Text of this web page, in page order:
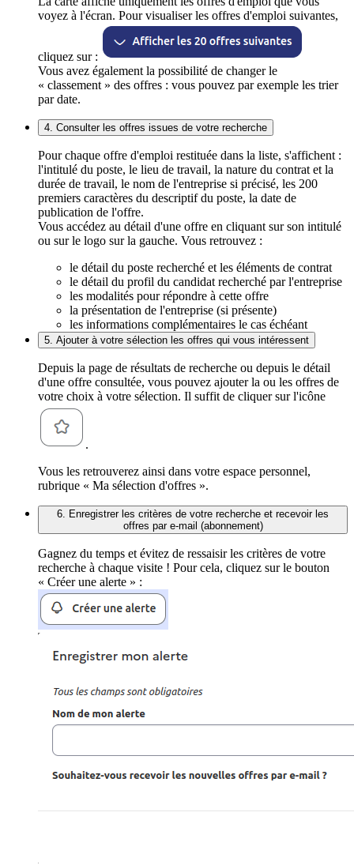
voyez à l'écran. Pour visualiser les offres d'emploi suivantes,
cliquez sur :
Vous avez également la possibilité de changer le
« classement » des offres : vous pouvez par exemple les trier
par date.
4. Consulter les offres issues de votre recherche
Pour chaque offre d'emploi restituée dans la liste, s'affichent :
l'intitulé du poste, le lieu de travail, la nature du contrat et la
durée de travail, le nom de l'entreprise si précisé, les 200
premiers caractères du descriptif du poste, la date de
publication de l'offre.
Vous accédez au détail d'une offre en cliquant sur son intitulé
ou sur le logo sur la gauche. Vous retrouvez :
le détail du poste recherché et les éléments de contrat
le détail du profil du candidat recherché par l'entreprise
les modalités pour répondre à cette offre
la présentation de l'entreprise (si présente)
les informations complémentaires le cas échéant
5. Ajouter à votre sélection les offres qui vous intéressent
Depuis la page de résultats de recherche ou depuis le détail
d'une offre consultée, vous pouvez ajouter la ou les offres de
votre choix à votre sélection. Il suffit de cliquer sur l'icône
.
Vous les retrouverez ainsi dans votre espace personnel,
rubrique « Ma sélection d'offres ».
6. Enregistrer les critères de votre recherche et recevoir les
offres par e-mail (abonnement)
Gagnez du temps et évitez de ressaisir les critères de votre
recherche à chaque visite ! Pour cela, cliquez sur le bouton
« Créer une alerte » :